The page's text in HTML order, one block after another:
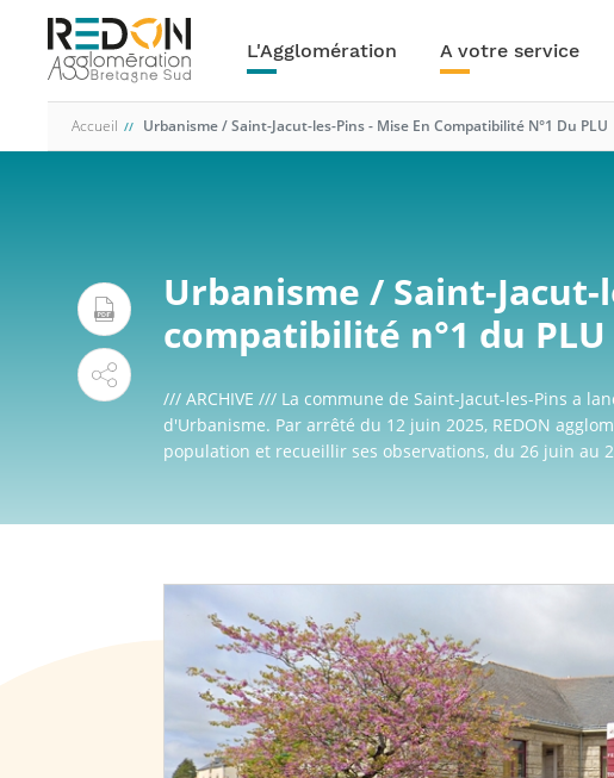
contenu
principale
L'Agglomération A votre service
Accueil Urbanisme / Saint-Jacut-les-Pins - Mise En Compatibilité N°1 Du PLU
Urbanisme / Saint-Jacut-
compatibilité n°1 du PLU
/// ARCHIVE /// La commune de Saint-Jacut-les-Pins a
d'Urbanisme. Par arrêté du 12 juin 2025, REDON
population et recueillir ses observations, du 26 juin au